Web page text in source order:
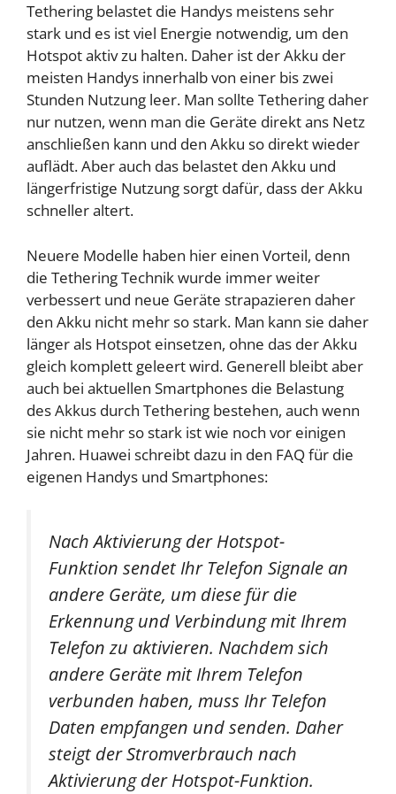
Tethering belastet die Handys meistens sehr
stark und es ist viel Energie notwendig, um den
Hotspot aktiv zu halten. Daher ist der Akku der
meisten Handys innerhalb von einer bis zwei
Stunden Nutzung leer. Man sollte Tethering daher
nur nutzen, wenn man die Geräte direkt ans Netz
anschließen kann und den Akku so direkt wieder
auflädt. Aber auch das belastet den Akku und
längerfristige Nutzung sorgt dafür, dass der Akku
schneller altert.
Neuere Modelle haben hier einen Vorteil, denn
die Tethering Technik wurde immer weiter
verbessert und neue Geräte strapazieren daher
den Akku nicht mehr so stark. Man kann sie daher
länger als Hotspot einsetzen, ohne das der Akku
gleich komplett geleert wird. Generell bleibt aber
auch bei aktuellen Smartphones die Belastung
des Akkus durch Tethering bestehen, auch wenn
sie nicht mehr so stark ist wie noch vor einigen
Jahren. Huawei schreibt dazu in den FAQ für die
eigenen Handys und Smartphones:
Nach Aktivierung der Hotspot-
Funktion sendet Ihr Telefon Signale an
andere Geräte, um diese für die
Erkennung und Verbindung mit Ihrem
Telefon zu aktivieren. Nachdem sich
andere Geräte mit Ihrem Telefon
verbunden haben, muss Ihr Telefon
Daten empfangen und senden. Daher
steigt der Stromverbrauch nach
Aktivierung der Hotspot-Funktion.